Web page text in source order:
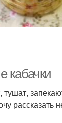
кабачки